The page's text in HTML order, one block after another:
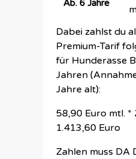
Ab. 6 Jahre
Dabei zahlst du
Premium-Tarif
für Hunderasse
Jahren
Jahre alt):
58,90 Euro mtl.
1.413,60 Euro
Zahlen muss DA